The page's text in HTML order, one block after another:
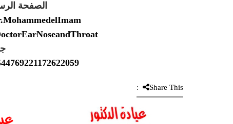
الصفحة
Share This: